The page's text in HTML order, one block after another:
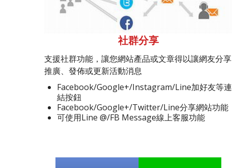
社群分享
支援社群功能，讓您網站產品或文章得以讓網友分享
推廣、發佈或更新活動消息
Facebook/Google+/Instagram/Line加好友等連
結按鈕
Facebook/Google+/Twitter/Line分享網站功能
可使用Line @/FB Message線上客服功能